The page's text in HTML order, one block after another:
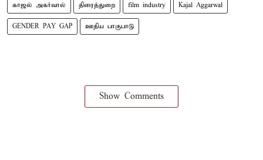
காஜல் அகர்வால் திரைத்துறை film industry Kajal Aggarwal
GENDER PAY GAP ஊதிய பாகுபாடு
Show Comments